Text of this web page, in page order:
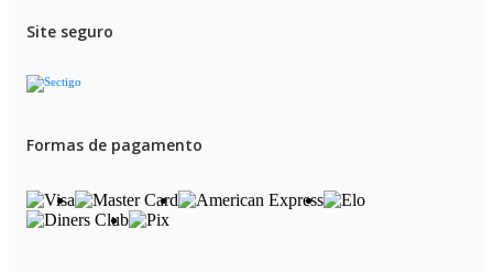
Site seguro
Formas de pagamento